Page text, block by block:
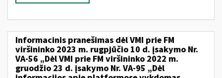
Informacinis pranešimas dėl VMI prie FM
viršininko 2023 m. rugpjūčio 10 d. įsakymo Nr.
VA-56 „Dėl VMI prie FM viršininko 2022 m.
gruodžio 23 d. įsakymo Nr. VA-95 „Dėl